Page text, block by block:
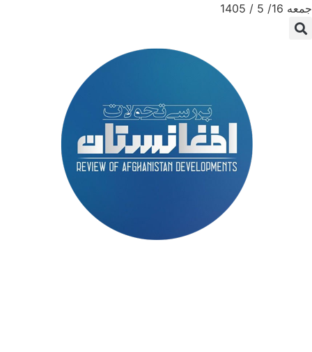
جمعه 16/ 5 / 1405